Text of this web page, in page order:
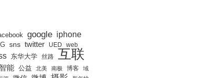
google iphone
sns twitter UED web
东华大学 丝路 互联
能 公益 北美 南极 博客
域